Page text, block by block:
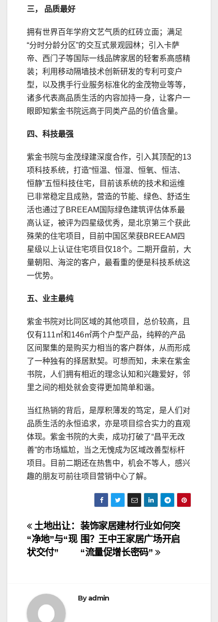
三， 品质最好
拥有世界百年学府文艺气质的红砖立面；满足
“分时分龄分区”的交互式景观园林；引入卡萨
帝、西门子等国际一线品牌家居的轻奢系高感精
装；利用移动隔墙技术创新研发的专利可变户
型，以及携手行业服务标准化的金茂物业等等，
诸多代表高品质生活的内容加持一身，让客户一
眼即知紫金书院远高于同类产品的价值含量。
四、科技最强
紫金书院与金茂绿建深度合作，引入其顶配的13
项科技系统，打造“恒温、恒湿、恒氧、恒洁、
恒静”五恒科技住宅，目前该系统的技术和运维
已非常稳定且成熟，营造的节能、绿色、舒适生
活也通过了BREEAM国际绿色建筑评估体系最
高认证，被评为四星级优秀，是北京第三个获此
殊荣的住宅项目，目前中国区荣获BREEAM四
星级以上认证住宅项目仅18个。二期开盘前，大
量朝阳、海淀的客户，最看重的便是科技系统这
一优势。
五、业主最纯
紫金书院对比同区域的其他项目，总价较高，且
仅有111㎡和146㎡两个户型产品，纯粹的产品
区间聚集的是购买力相当的客户群体，从而形成
了一种独有的择居默契。可想而知，未来在紫金
书院，人们拥有相近的理念认知和兴趣爱好，邻
里之间的相处就会变得更加简单和谐。
当红热销的背后，是厚积薄发的笃定，是人们对
品质生活的永恒追求，亦是项目综合实力的直观
体现。紫金书院的大卖，成功打破了“昌平无改
善”的市场尴尬，当之无愧成为区域改善型标杆
项目。目前二期还在热售中，机会不等人，感兴
趣的朋友可前往项目营销中心了解。
文
章
航
装饰家居建材行业如何突
围？王中王家居广场开启
“流量促增长密码”
土地出让：
“净地”与“现
状交付”
Byadmin